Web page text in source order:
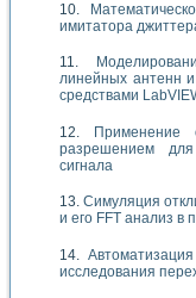
имитатора
линейных антенн
средствами
Применение
разрешением
сигнала
Симуляция
и его FFT анализ в
исследования